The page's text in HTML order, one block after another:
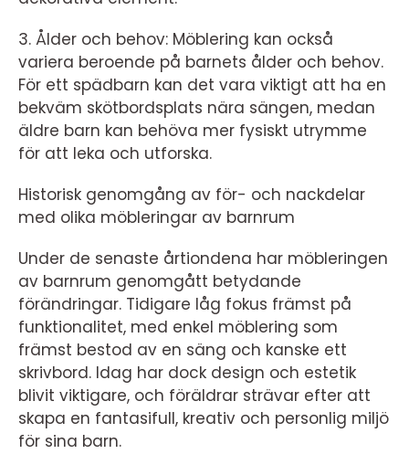
3. Ålder och behov: Möblering kan också
variera beroende på barnets ålder och behov.
För ett spädbarn kan det vara viktigt att ha en
bekväm skötbordsplats nära sängen, medan
äldre barn kan behöva mer fysiskt utrymme
för att leka och utforska.
Historisk genomgång av för- och nackdelar
med olika möbleringar av barnrum
Under de senaste årtiondena har möbleringen
av barnrum genomgått betydande
förändringar. Tidigare låg fokus främst på
funktionalitet, med enkel möblering som
främst bestod av en säng och kanske ett
skrivbord. Idag har dock design och estetik
blivit viktigare, och föräldrar strävar efter att
skapa en fantasifull, kreativ och personlig miljö
för sina barn.